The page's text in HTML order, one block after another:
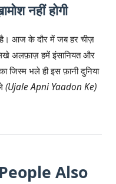
नहीं होगी
आज के दौर में जब हर चीज़
अलफ़ाज़ हमें इंसानियत और
जिस्म भले ही इस फ़ानी दुनिया
(Ujale Apni Yaadon Ke)
Also